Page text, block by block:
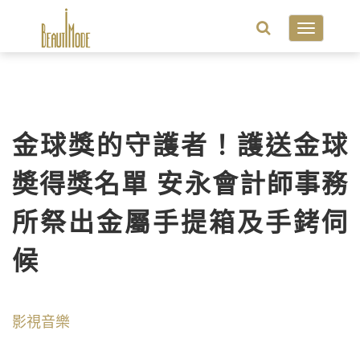
Toggle
金球獎的守護者！護送金球
奬得獎名單 安永會計師事務
所祭出金屬手提箱及手銬伺
候
影視音樂